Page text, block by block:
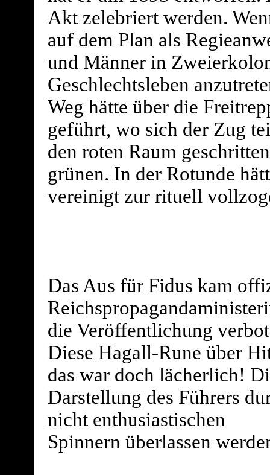
Akt zelebriert werden.
auf dem Plan als
und Männer in
Geschlechtsleben
Weg hätte über die
geführt, wo sich der Zug
den roten Raum
grünen. In der Rotunde
vereinigt zur rituell
Das Aus für Fidus kam
die Veröffentlichung
Diese Hagall-Rune über
das war doch lächerlich!
Darstellung des Führers
nicht enthusiastischen
Spinnern überlassen